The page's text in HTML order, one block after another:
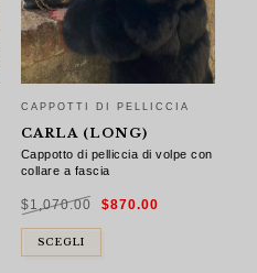
CAPPOTTI DI PELLICCIA
CARLA (LONG)
Cappotto di pelliccia di volpe con
collare a fascia
$1,070.00 prezzo
era:
$870.00prezzo
SCEGLI